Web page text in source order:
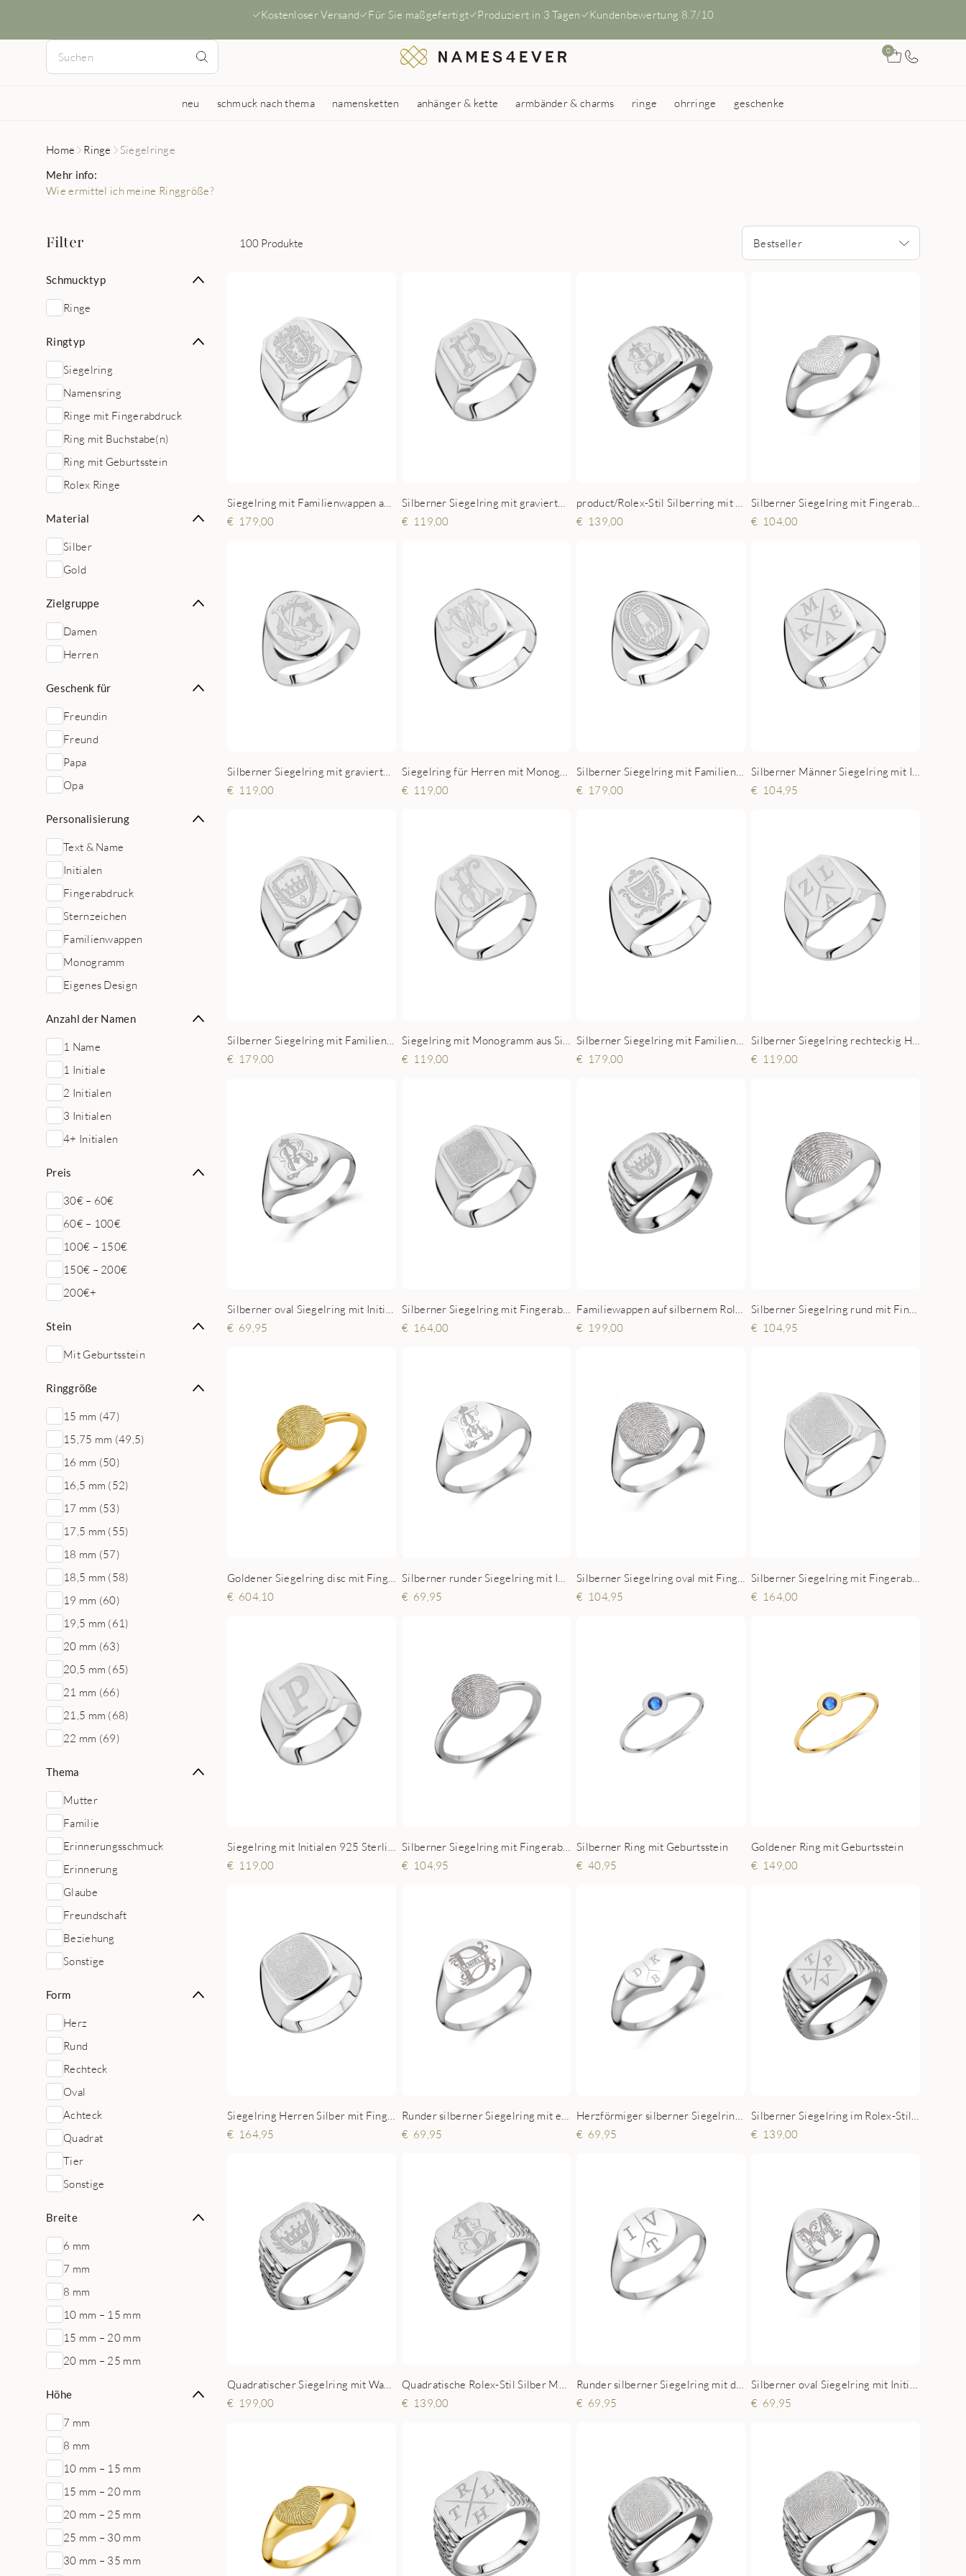
Kostenloser Versand Für Sie maßgefertigt Produziert in 3 Tagen Kundenbewertung 8.7/10
0
neu schmuck nach thema namensketten anhänger & kette armbänder & charms ringe ohrringe geschenke
Home Ringe
Siegelringe
Mehr info:
Wie ermittel ich meine Ringgröße?
Filter 100 Produkte Bestseller
Schmucktyp
Ringe
Ringtyp
Siegelring
Namensring
Ringe mit Fingerabdruck
Ring mit Buchstabe(n)
Ring mit Geburtsstein
Rolex Ringe
Material
Silber
Gold
Zielgruppe
Damen
Herren
Geschenk für
Freundin
Freund
Papa
Opa
Personalisierung
Text & Name
Initialen
Fingerabdruck
Sternzeichen
Familienwappen
Monogramm
Eigenes Design
Anzahl der Namen
1 Name
1 Initiale
2 Initialen
3 Initialen
4+ Initialen
Preis
30€ – 60€
60€ – 100€
100€ – 150€
150€ – 200€
200€+
Stein
Mit Geburtsstein
Ringgröße
15 mm (47)
15,75 mm (49,5)
16 mm (50)
16,5 mm (52)
17 mm (53)
17,5 mm (55)
18 mm (57)
18,5 mm (58)
19 mm (60)
19,5 mm (61)
20 mm (63)
20,5 mm (65)
21 mm (66)
21,5 mm (68)
22 mm (69)
Thema
Mutter
Familie
Erinnerungsschmuck
Erinnerung
Glaube
Freundschaft
Beziehung
Sonstige
Form
Herz
Rund
Rechteck
Oval
Achteck
Quadrat
Tier
Sonstige
Breite
6 mm
7 mm
8 mm
10 mm – 15 mm
15 mm – 20 mm
20 mm – 25 mm
Höhe
7 mm
8 mm
10 mm – 15 mm
15 mm – 20 mm
20 mm – 25 mm
25 mm – 30 mm
30 mm – 35 mm
179,00
Silberner Siegelring mit graviertem Monogramm - achteckig
119,00
139,00
Silberner Siegelring mit Fingerabdruck in Herzform
104,00
Silberner Siegelring mit graviertem Monogramm Herren
119,00
119,00
179,00
104,95
179,00
119,00
179,00
119,00
69,95
Silberner Siegelring mit Fingerabdruck Herren - achteckig
164,00
199,00
104,95
604,10
69,95
104,95
Silberner Siegelring mit Fingerabdruck Gravur
164,00
119,00
Silberner Siegelring mit Fingerabdruck Disc
104,95
Silberner Ring mit Geburtsstein
40,95
Goldener Ring mit Geburtsstein
149,00
164,95
69,95
69,95
139,00
199,00
139,00
69,95
69,95